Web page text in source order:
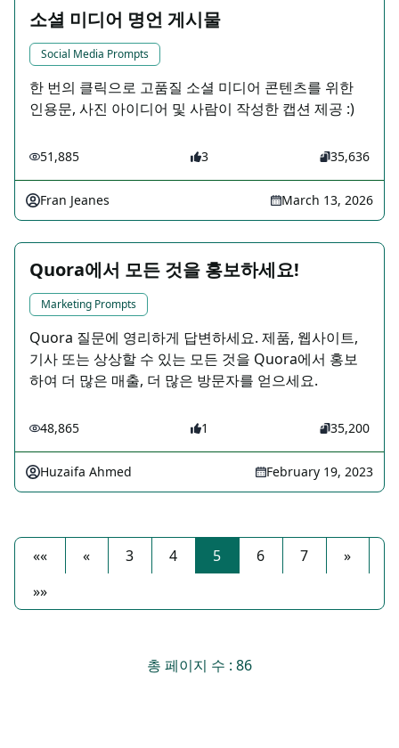
소셜 미디어 명언 게시물
Social Media Prompts
한 번의 클릭으로 고품질 소셜 미디어 콘텐츠를 위한
인용문, 사진 아이디어 및 사람이 작성한 캡션 제공 :)
51,885 3 35,636
Fran Jeanes March 13, 2026
Quora에서 모든 것을 홍보하세요!
Marketing Prompts
Quora 질문에 영리하게 답변하세요. 제품, 웹사이트,
기사 또는 상상할 수 있는 모든 것을 Quora에서 홍보
하여 더 많은 매출, 더 많은 방문자를 얻으세요.
48,865 1 35,200
Huzaifa Ahmed February 19, 2023
«« « 3 4 5 6 7
»
»»
총 페이지 수 : 86